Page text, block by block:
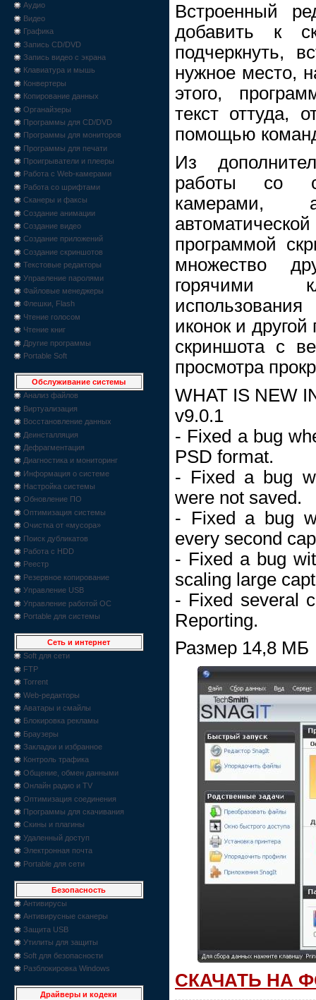
Аудио
Видео
Графика
Запись CD/DVD
Запись видео с экрана
Клавиатура и мышь
Конвертеры
Копирование данных
Органайзеры
Программы для CD/DVD
Программы для мониторов
Программы для печати
Проигрыватели и плееры
Работа с Web-камерами
Работа со шрифтами
Сканеры и факсы
Создание анимации
Создание видео
Создание приложений
Создание скриншотов
Текстовые редакторы
Управление паролями
Файловые менеджеры
Флешки, Flash
Чтение голосом
Чтение книг
Другие программы
Portable Soft
Обслуживание системы
Анализ файлов
Виртуализация
Восстановление данных
Деинсталляция
Дефрагментация
Диагностика и мониторинг
Информация о системе
Настройка системы
Обновление ПО
Оптимизация системы
Очистка от «мусора»
Поиск дубликатов
Работа с HDD
Реестр
Резервное копирование
Управление USB
Управление работой ОС
Portable для системы
Сеть и интернет
Soft для сети
FTP
Torrent
Web-редакторы
Аватары и смайлы
Блокировка рекламы
Браузеры
Закладки и избранное
Контроль трафика
Общение, обмен данными
Онлайн радио и TV
Оптимизация соединения
Программы для скачивания
Скины и плагины
Удаленный доступ
Электронная почта
Portable для сети
Безопасность
Антивирусы
Антивирусные сканеры
Защита USB
Утилиты для защиты
Soft для безопасности
Разблокировка Windows
Драйверы и кодеки
Встроенный
добавить к
подчеркнуть,
нужное место,
этого,
текст оттуда,
помощью
Из
работы со
камерами,
программой
множество
горячими
использования
иконок и
скриншота с
просмотра
WHAT IS NEW
v9.0.1
- Fixed a bug
PSD format.
- Fixed a bug
were not saved.
- Fixed a bug
every second
- Fixed a bug
scaling large
- Fixed several
Reporting.
Размер 14,8 МБ
СКАЧАТЬ НА